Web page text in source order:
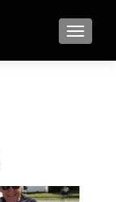
MENU